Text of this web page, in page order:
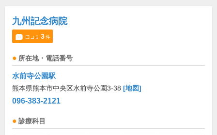
九州記念病院
口コミ 3件
所在地・電話番号
水前寺公園駅
熊本県熊本市中央区水前寺公園3-38 [地図]
096-383-2121
診療科目